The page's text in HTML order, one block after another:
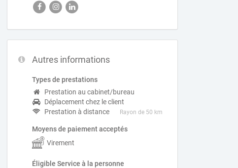
Autres informations
Types de prestations
Prestation au cabinet/bureau
Déplacement chez le client
Rayon de 50 km
Prestation à distance
Moyens de paiement acceptés
Virement
Éligible Service à la personne